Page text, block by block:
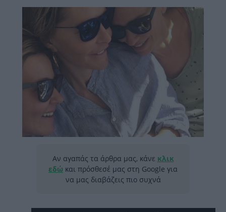
Αν αγαπάς τα άρθρα μας, κάνε κλικ
εδώ και πρόσθεσέ μας στη Google για
να μας διαβάζεις πιο συχνά